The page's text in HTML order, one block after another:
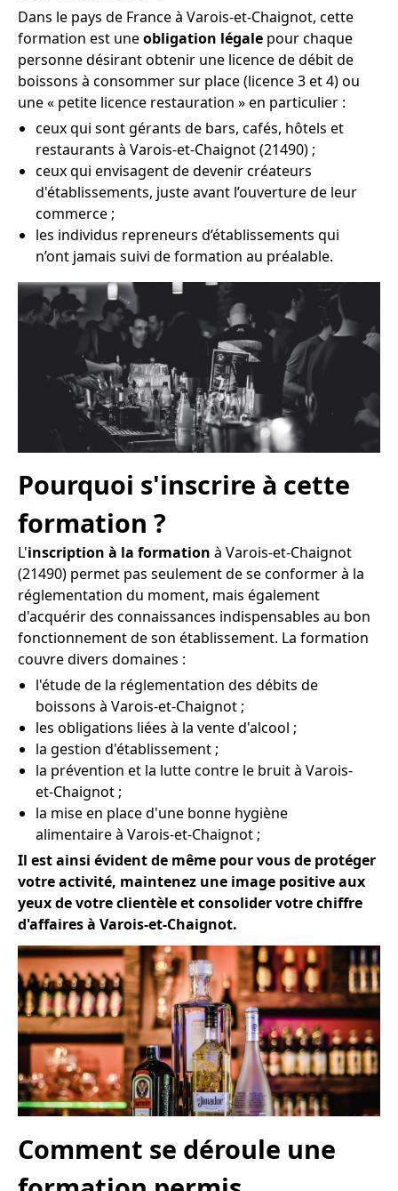
Dans le pays de France à Varois-et-Chaignot, cette
formation est uneobligation légale pour chaque
personne désirant obtenir une licence de débit de
boissons à consommer sur place (licence 3 et 4) ou
une « petite licence restauration » en particulier :
ceux qui sont gérants de bars, cafés, hôtels et
restaurants à Varois-et-Chaignot (21490) ;
ceux qui envisagent de devenir créateurs
d'établissements, juste avant l’ouverture de leur
commerce ;
les individus repreneurs d’établissements qui
n’ont jamais suivi de formation au préalable.
Pourquoi s'inscrire à cette
formation ?
L'inscription à la formation à Varois-et-Chaignot
(21490) permet pas seulement de se conformer à la
réglementation du moment, mais également
d'acquérir des connaissances indispensables au bon
fonctionnement de son établissement. La formation
couvre divers domaines :
l'étude de la réglementation des débits de
boissons à Varois-et-Chaignot ;
les obligations liées à la vente d'alcool ;
la gestion d'établissement ;
la prévention et la lutte contre le bruit à Varois-
et-Chaignot ;
la mise en place d'une bonne hygiène
alimentaire à Varois-et-Chaignot ;
Il est ainsi évident de même pour vous de protéger
votre activité, maintenez une image positive aux
yeux de votre clientèle et consolider votre chiffre
d'affaires à Varois-et-Chaignot.
Comment se déroule une